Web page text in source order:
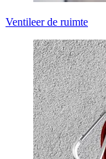
Ventileer de ruimte